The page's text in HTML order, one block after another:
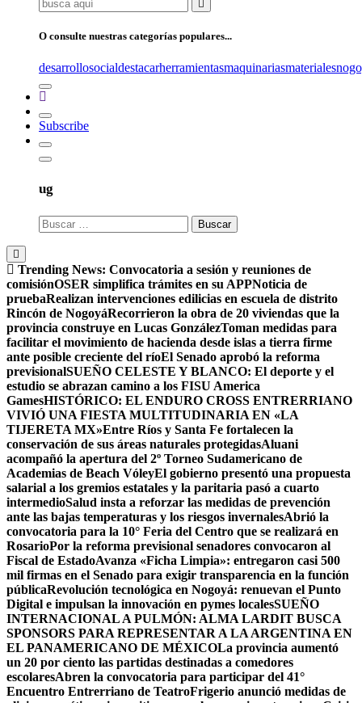
O consulte nuestras categorías populares...
desarrollosocialdestacarherramientasmaquinariasmateriales
Subscribe
ug
Buscar:
Trending News: Convocatoria a sesión y reuniones de
comisiónOSER simplifica trámites en su APPNoticia de
pruebaRealizan intervenciones edilicias en escuela de distrito
Rincón de NogoyáRecorrieron la obra de 20 viviendas que la
provincia construye en Lucas GonzálezToman medidas para
facilitar el movimiento de hacienda desde islas a tierra firme
ante posible creciente del ríoEl Senado aprobó la reforma
previsionalSUEÑO CELESTE Y BLANCO: El deporte y el
estudio se abrazan camino a los FISU America
GamesHISTÓRICO: EL ENDURO CROSS ENTRERRIANO
VIVIÓ UNA FIESTA MULTITUDINARIA EN «LA
TIJERETA MX»Entre Ríos y Santa Fe fortalecen la
conservación de sus áreas naturales protegidasAluani
acompañó la apertura del 2º Torneo Sudamericano de
Academias de Beach VóleyEl gobierno presentó una propuesta
salarial a los gremios estatales y la paritaria pasó a cuarto
intermedioSalud insta a reforzar las medidas de prevención
ante las bajas temperaturas y los riesgos invernalesAbrió la
convocatoria para la 10° Feria del Centro que se realizará en
RosarioPor la reforma previsional senadores convocaron al
Fiscal de EstadoAvanza «Ficha Limpia»: entregaron casi 500
mil firmas en el Senado para exigir transparencia en la función
públicaRevolución tecnológica en Nogoyá: renuevan el Punto
Digital e impulsan la innovación en pymes localesSUEÑO
INTERNACIONAL A PULMÓN: ALMA LARDIT BUSCA
SPONSORS PARA REPRESENTAR A LA ARGENTINA EN
EL PANAMERICANO DE MÉXICOLa provincia aumentó
un 20 por ciento las partidas destinadas a comedores
escolaresAbren la convocatoria para participar del 41°
Encuentro Entrerriano de TeatroFrigerio anunció medidas de